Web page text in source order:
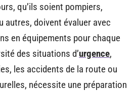
qu’ils soient pompiers,
autres, doivent évaluer avec
en équipements pour chaque
des situations d’urgence,
les accidents de la route ou
nécessite une préparation